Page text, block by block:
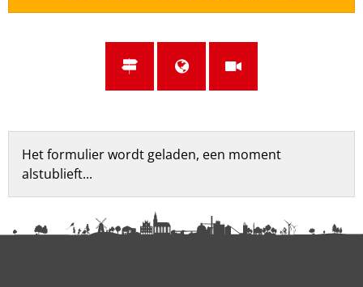
Feedbackformulier
Het formulier wordt geladen, een moment
alstublieft...